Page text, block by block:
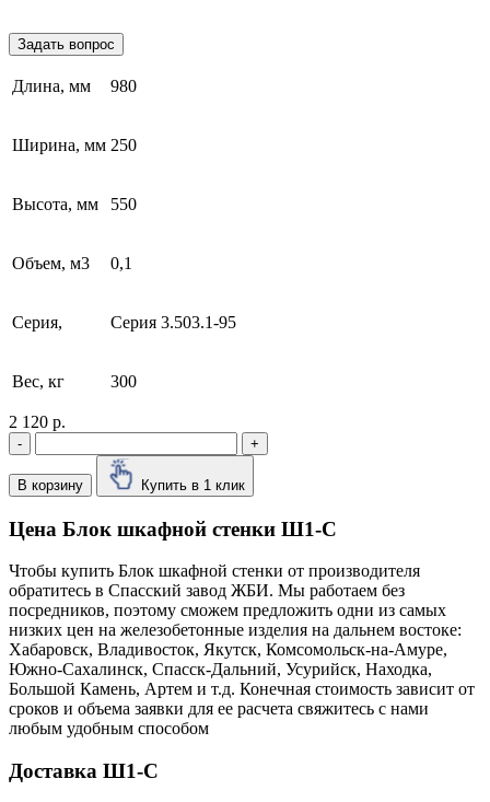
Задать вопрос
Длина, мм 980
Ширина, мм 250
Высота, мм 550
Объем, м3 0,1
Серия, Серия 3.503.1-95
Вес, кг 300
2 120 р.
- +
В корзину Купить в 1 клик
Цена Блок шкафной стенки Ш1-С
Чтобы купить Блок шкафной стенки от производителя
обратитесь в Cпасский завод ЖБИ. Мы работаем без
посредников, поэтому сможем предложить одни из самых
низких цен на железобетонные изделия на дальнем востоке:
Хабаровск, Владивосток, Якутск, Комсомольск-на-Амуре,
Южно-Сахалинск, Спасск-Дальний, Усурийск, Находка,
Большой Камень, Артем и т.д. Конечная стоимость зависит от
сроков и объема заявки для ее расчета свяжитесь с нами
любым удобным способом
Доставка Ш1-С